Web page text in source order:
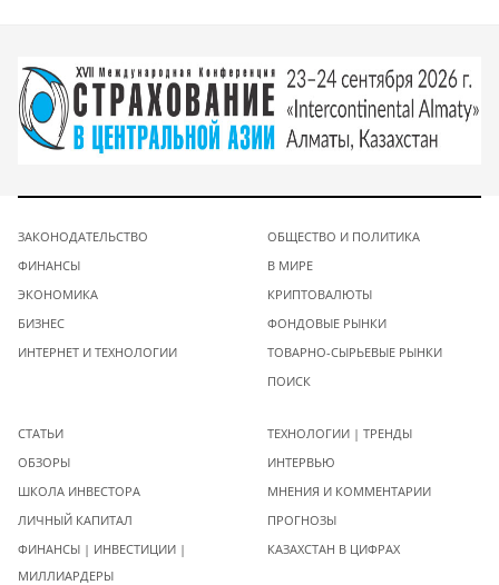
ЗАКОНОДАТЕЛЬСТВО
ФИНАНСЫ
ЭКОНОМИКА
БИЗНЕС
ИНТЕРНЕТ И ТЕХНОЛОГИИ
ОБЩЕСТВО И ПОЛИТИКА
В МИРЕ
КРИПТОВАЛЮТЫ
ФОНДОВЫЕ РЫНКИ
ТОВАРНО-СЫРЬЕВЫЕ РЫНКИ
ПОИСК
СТАТЬИ
ОБЗОРЫ
ШКОЛА ИНВЕСТОРА
ЛИЧНЫЙ КАПИТАЛ
ФИНАНСЫ | ИНВЕСТИЦИИ |
МИЛЛИАРДЕРЫ
ТЕХНОЛОГИИ | ТРЕНДЫ
ИНТЕРВЬЮ
МНЕНИЯ И КОММЕНТАРИИ
ПРОГНОЗЫ
КАЗАХСТАН В ЦИФРАХ